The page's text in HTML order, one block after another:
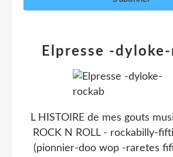
Elpresse -
L HISTOIRE de mes gouts
ROCK N ROLL - rockabilly-
(pionnier-doo wop -raretes